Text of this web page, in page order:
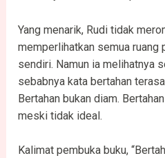
Yang menarik, Rudi tidak
memperlihatkan semua ruang
sendiri. Namun ia melihatnya
sebabnya kata bertahan
Bertahan bukan diam.
meski tidak ideal.
Kalimat pembuka buku,